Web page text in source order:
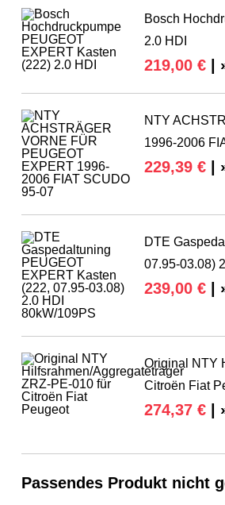
Bosch
2.0 HDI
219,00 €|
NTY
1996-2006
229,39 €|
DTE
07.95-03.08)
239,00 €|
Original NTY
Citroën Fiat
274,37 €|
Passendes Produkt nicht